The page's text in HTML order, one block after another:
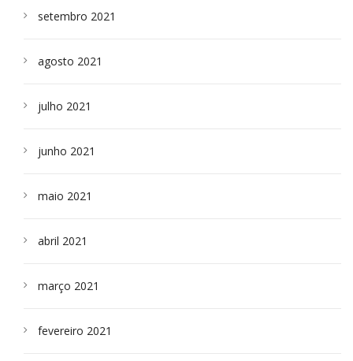
setembro 2021
agosto 2021
julho 2021
junho 2021
maio 2021
abril 2021
março 2021
fevereiro 2021